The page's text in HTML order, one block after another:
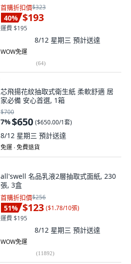
首購折扣價$323
40% $193
運費 $195
8/12 星期三 預計送達
WOW免運
(64)
芯飛揚花紋抽取式衛生紙 柔軟舒適 居
家必備 安心首選, 1箱
$700
7%$650 ($650.00/1套)
8/12 星期三 預計送達
免運 ∙ 免費退貨
all'swell 名品乳液2層抽取式面紙, 230
張, 3盒
首購折扣價$256
51% $123 ($1.78/10張)
運費 $195
8/12 星期三 預計送達
WOW免運
(11892)